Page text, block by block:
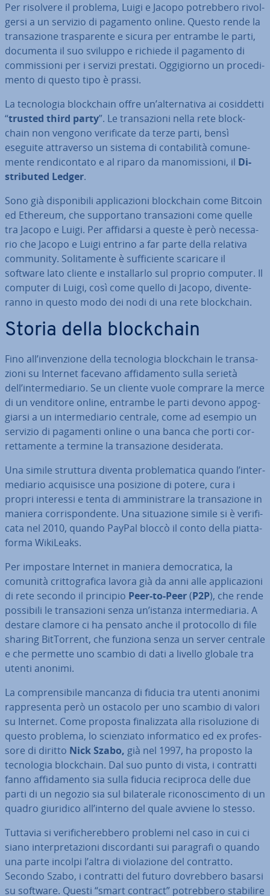
Per risolvere il problema, Luigi e Jacopo po­treb­be­ro ri­vol­
ger­si a un servizio di pagamento online. Questo rende la
tran­sa­zio­ne tra­spa­ren­te e sicura per entrambe le parti,
documenta il suo sviluppo e richiede il pagamento di
com­mis­sio­ni per i servizi prestati. Og­gi­gior­no un pro­ce­di­
men­to di questo tipo è prassi.
La tec­no­lo­gia bloc­k­chain offre un’al­ter­na­ti­va ai co­sid­det­ti
“trusted third party”. Le tran­sa­zio­ni nella rete bloc­k­
chain non vengono ve­ri­fi­ca­te da terze parti, bensì
eseguite at­tra­ver­so un sistema di con­ta­bi­li­tà co­mu­ne­
men­te ren­di­con­ta­to e al riparo da ma­no­mis­sio­ni, il Di­
stri­bu­ted Ledger.
Sono già di­spo­ni­bi­li ap­pli­ca­zio­ni bloc­k­chain come Bitcoin
ed Ethereum, che sup­por­ta­no tran­sa­zio­ni come quelle
tra Jacopo e Luigi. Per affidarsi a queste è però ne­ces­sa­
rio che Jacopo e Luigi entrino a far parte della relativa
community. So­li­ta­men­te è suf­fi­cien­te scaricare il
software lato cliente e in­stal­lar­lo sul proprio computer. Il
computer di Luigi, così come quello di Jacopo, di­ven­te­
ran­no in questo modo dei nodi di una rete bloc­k­chain.
Storia della bloc­k­chain
Fino all’in­ven­zio­ne della tec­no­lo­gia bloc­k­chain le tran­sa­
zio­ni su Internet facevano af­fi­da­men­to sulla serietà
dell’in­ter­me­dia­rio. Se un cliente vuole comprare la merce
di un venditore online, entrambe le parti devono ap­pog­
giar­si a un in­ter­me­dia­rio centrale, come ad esempio un
servizio di pagamenti online o una banca che porti cor­
ret­ta­men­te a termine la tran­sa­zio­ne de­si­de­ra­ta.
Una simile struttura diventa pro­ble­ma­ti­ca quando l’in­ter­
me­dia­rio ac­qui­si­sce una posizione di potere, cura i
propri interessi e tenta di am­mi­ni­stra­re la tran­sa­zio­ne in
maniera cor­ri­spon­den­te. Una si­tua­zio­ne simile si è ve­ri­fi­
ca­ta nel 2010, quando PayPal bloccò il conto della piat­ta­
for­ma WikiLeaks.
Per impostare Internet in maniera de­mo­cra­ti­ca, la
comunità crit­to­gra­fi­ca lavora già da anni alle ap­pli­ca­zio­ni
di rete secondo il principio Peer-to-Peer(P2P), che rende
possibili le tran­sa­zio­ni senza un’istanza in­ter­me­dia­ria. A
destare clamore ci ha pensato anche il pro­to­col­lo di file
sharing Bit­Tor­rent, che funziona senza un server centrale
e che permette uno scambio di dati a livello globale tra
utenti anonimi.
La com­pren­si­bi­le mancanza di fiducia tra utenti anonimi
rap­pre­sen­ta però un ostacolo per uno scambio di valori
su Internet. Come proposta fi­na­liz­za­ta alla ri­so­lu­zio­ne di
questo problema, lo scien­zia­to in­for­ma­ti­co ed ex pro­fes­
so­re di diritto Nick Szabo, già nel 1997, ha proposto la
tec­no­lo­gia bloc­k­chain. Dal suo punto di vista, i contratti
fanno af­fi­da­men­to sia sulla fiducia reciproca delle due
parti di un negozio sia sul bi­la­te­ra­le ri­co­no­sci­men­to di un
quadro giuridico all’interno del quale avviene lo stesso.
Tuttavia si ve­ri­fi­che­reb­be­ro problemi nel caso in cui ci
siano in­ter­pre­ta­zio­ni di­scor­dan­ti sui paragrafi o quando
una parte incolpi l’altra di vio­la­zio­ne del contratto.
Secondo Szabo, i contratti del futuro do­vreb­be­ro basarsi
su software. Questi “smart contract” po­treb­be­ro stabilire